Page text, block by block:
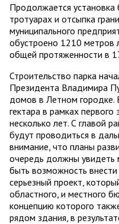
Продолжается установка
тротуарах и отсыпка
муниципального
обустроено 1210 метров
общей протяженности в
Строительство парка
Президента Владимира
домов в Летном городке.
гектара в рамках первого
несколько лет. С главой
будут проводиться в
внимание, что планы
очередь должны увидеть
быть возможность
серьезный проект,
областного, и местного
концепцию которого
рядом здания, в